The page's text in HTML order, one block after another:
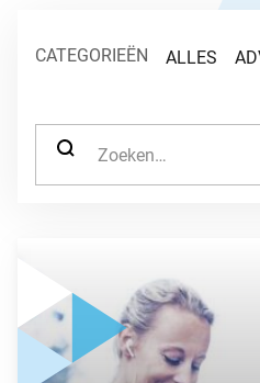
CATEGORIEËN ALLES
ZOEK NAAR:
GA NAAR “MEDEWERKERS